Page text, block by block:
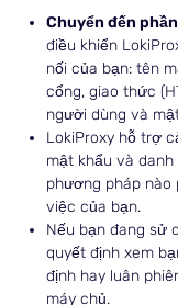
Chuyển đến
điều khiển
nối của bạn: tên
cổng, giao thức
người dùng và
LokiProxy hỗ trợ
mật khẩu và
phương pháp nào
việc của bạn.
Nếu bạn đang sử
quyết định xem
định hay luân
máy chủ.